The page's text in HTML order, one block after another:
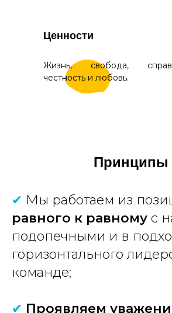
Ценности
Жизнь, свобода,
честность и любовь.
Принципы
✔ Мы работаем из
равного к равному с
подопечными и в
горизонтального
команде;
✔ Проявляем